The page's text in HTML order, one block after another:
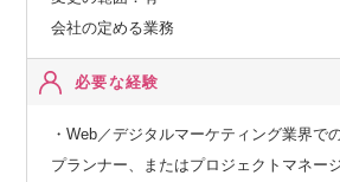
会社の定める業務
必要な経験
・Web／デジタルマーケティング業界で
プランナー、またはプロジェクトマネー